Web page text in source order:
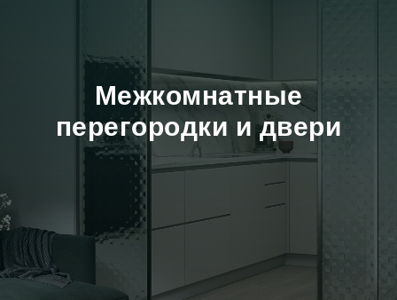
Межкомнатные
перегородки и двери